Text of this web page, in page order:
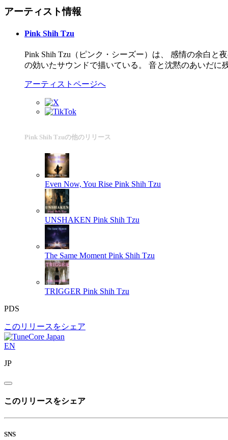
アーティスト情報
Pink Shih Tzu
Pink Shih Tzu（ピンク・シーズー）は、 感情の余白
の効いたサウンドで描いている。 音と沈黙のあいだに
アーティストページへ
Pink Shih Tzuの他のリリース
Even Now, You Rise Pink Shih Tzu
UNSHAKEN Pink Shih Tzu
The Same Moment Pink Shih Tzu
TRIGGER Pink Shih Tzu
PDS
このリリースをシェア
EN
JP
このリリースをシェア
SNS